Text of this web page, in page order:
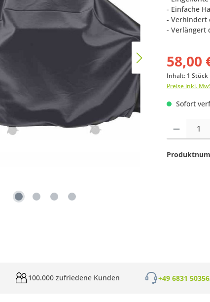
- Einfache
- Verhindert
- Verlängert
58,00
Inhalt: 1 Stück
Preise inkl.
Sofort
Produkt
100.000 zufriedene Kunden +49 6831